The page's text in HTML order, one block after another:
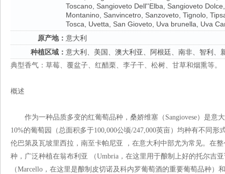
Toscano, Sangioveto Dell''Elba, Sangioveto
Montanino, Sanvincetro, Sanzoveto, Tignolo,
Tosca, Uvetta, San Gioveto, Uva brunella, Uva
原产地： 意大利
种植区域： 意大利、美国、澳大利亚、阿根廷、南非、智利、
典型香气：草莓、覆盆子、红醋栗、李子干、松树、甘草和烟熏等。
概述
作为一种品质多变的红葡萄品种，桑娇维塞（Sangiovese）是意
10%的葡萄园（总面积多于100,000公顷/247,000英亩）均种有不同
伦巴第及瓦坡里西拉，南至卡帕尼亚 ，在意大利中部尤为常见。在
种，广泛种植在翁布利亚 （Umbria，在这里用于酿制上好的托尔吉
（Marcello，在这里是酿制皮切诺及科内罗葡萄酒的重要葡萄品种